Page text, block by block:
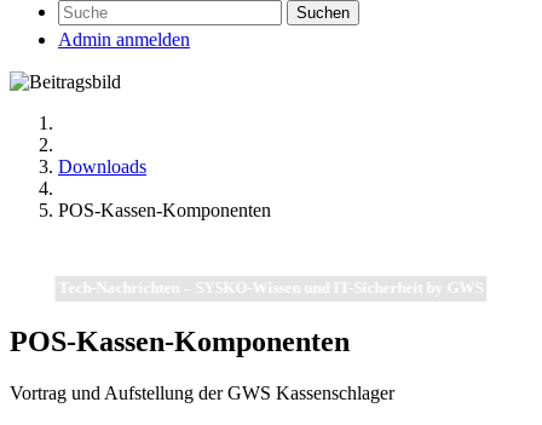
Suchen
Admin anmelden
Downloads
POS-Kassen-Komponenten
Tech-Nachrichten – SYSKO-Wissen und IT-Sicherheit by GWS
POS-Kassen-Komponenten
Vortrag und Aufstellung der GWS Kassenschlager